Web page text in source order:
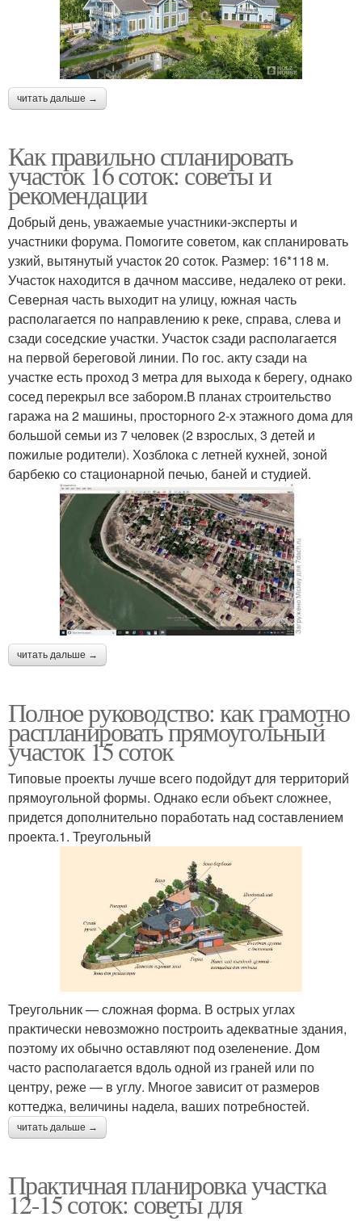
читать дальше →
Как правильно спланировать
участок 16 соток: советы и
рекомендации
Добрый день, уважаемые участники-эксперты и
участники форума. Помогите советом, как спланировать
узкий, вытянутый участок 20 соток. Размер: 16*118 м.
Участок находится в дачном массиве, недалеко от реки.
Северная часть выходит на улицу, южная часть
располагается по направлению к реке, справа, слева и
сзади соседские участки. Участок сзади располагается
на первой береговой линии. По гос. акту сзади на
участке есть проход 3 метра для выхода к берегу, однако
сосед перекрыл все забором.В планах строительство
гаража на 2 машины, просторного 2-х этажного дома для
большой семьи из 7 человек (2 взрослых, 3 детей и
пожилые родители). Хозблока с летней кухней, зоной
барбекю со стационарной печью, баней и студией.
читать дальше →
Полное руководство: как грамотно
распланировать прямоугольный
участок 15 соток
Типовые проекты лучше всего подойдут для территорий
прямоугольной формы. Однако если объект сложнее,
придется дополнительно поработать над составлением
проекта.1. Треугольный
Треугольник — сложная форма. В острых углах
практически невозможно построить адекватные здания,
поэтому их обычно оставляют под озеленение. Дом
часто располагается вдоль одной из граней или по
центру, реже — в углу. Многое зависит от размеров
коттеджа, величины надела, ваших потребностей.
читать дальше →
Практичная планировка участка
12-15 соток: советы для